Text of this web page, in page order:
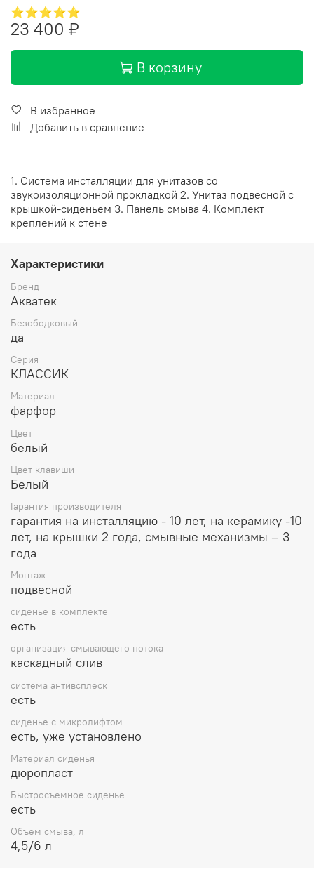
⭐⭐⭐⭐⭐
23 400 ₽
В корзину
В избранное
Добавить в сравнение
1. Система инсталляции для унитазов со
звукоизоляционной прокладкой 2. Унитаз подвесной с
крышкой-сиденьем 3. Панель смыва 4. Комплект
креплений к стене
Характеристики
Бренд
Акватек
Безободковый
да
Серия
КЛАССИК
Материал
фарфор
Цвет
белый
Цвет клавиши
Белый
Гарантия производителя
гарантия на инсталляцию - 10 лет, на керамику -10
лет, на крышки 2 года, смывные механизмы – 3
года
Монтаж
подвесной
сиденье в комплекте
есть
организация смывающего потока
каскадный слив
система антивсплеск
есть
сиденье с микролифтом
есть, уже установлено
Материал сиденья
дюропласт
Быстросъемное сиденье
есть
Объем смыва, л
4,5/6 л